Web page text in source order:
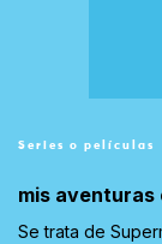
Series o películas
mis aventuras
Se trata de